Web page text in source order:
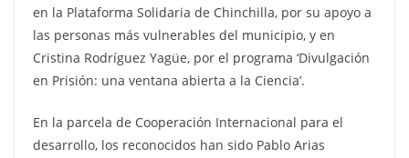
en la Plataforma Solidaria de Chinchilla, por su apoyo a
las personas más vulnerables del municipio, y en
Cristina Rodríguez Yagüe, por el programa ‘Divulgación
en Prisión: una ventana abierta a la Ciencia’.
En la parcela de Cooperación Internacional para el
desarrollo, los reconocidos han sido Pablo Arias